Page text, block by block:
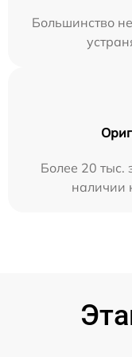
Большинство
Более 20 тыс.
наличии